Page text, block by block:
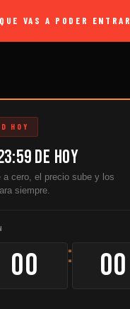
VAS A PODER ENTRAR
HOY
de HOY
a cero, el precio sube y los
siempre.
00 : 00